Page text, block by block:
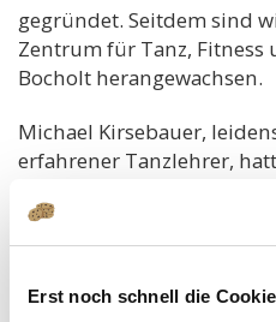
Erst noch schnell die
gegründet. Seitdem sind
Zentrum für Tanz, Fitness
Bocholt herangewachsen.
Michael Kirsebauer,
erfahrener Tanzlehrer,
am Tanzen entdecken
diesem Ziel vor Augen
Tanzbegeisterte begleitet